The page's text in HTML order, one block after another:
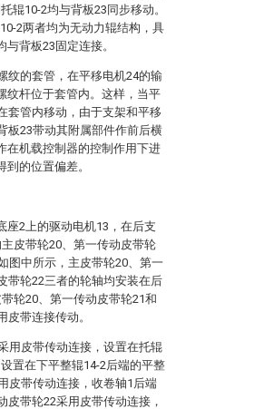
辊10-2均与背板23同步移动。
2两者均为无动力辊结构，具
背板23固定连接。
纹的套管，在平移电机24的输
纹杆位于套管内。这样，当平
套管内移动，由于支架和平移
板23带动其附属部件作前后横
在机载控制器的控制作用下进
的位置偏差。
座2上的驱动电机13，在后支
皮带轮20、第一传动皮带轮
图中所示，主皮带轮20、第一
带轮22三者的轮轴均安装在后
轮20、第一传动皮带轮21和
皮带连接传动。
用皮带传动连接，设置在托辊
置在下平整辊14-2后端的平整
皮带传动连接，收卷轴1后端
皮带轮22采用皮带传动连接，